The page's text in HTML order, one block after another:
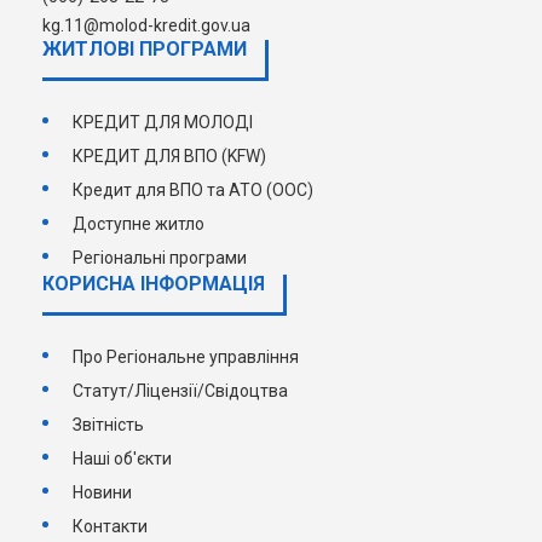
kg.11@molod-kredit.gov.ua
ЖИТЛОВІ ПРОГРАМИ
КРЕДИТ ДЛЯ МОЛОДІ
КРЕДИТ ДЛЯ ВПО (KFW)
Кредит для ВПО та АТО (ООС)
Доступне житло
Регіональні програми
КОРИСНА ІНФОРМАЦІЯ
Про Регіональне управління
Статут/Ліцензії/Свідоцтва
Звітність
Наші об'єкти
Новини
Контакти